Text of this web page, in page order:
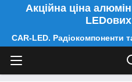
Акційна ціна
LEDових
CAR-LED. Радіокомпоненти